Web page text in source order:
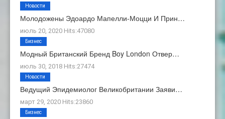
Молодожены Эдоардо Мапелли-Моцци И Прин…
июль 20, 2020 Hits:47080
Новости
Модный Британский Бренд Boy London Отвер…
июль 30, 2018 Hits:27474
Бизнес
Ведущий Эпидемиолог Великобритании Заяви…
март 29, 2020 Hits:23860
Новости
Бизнес